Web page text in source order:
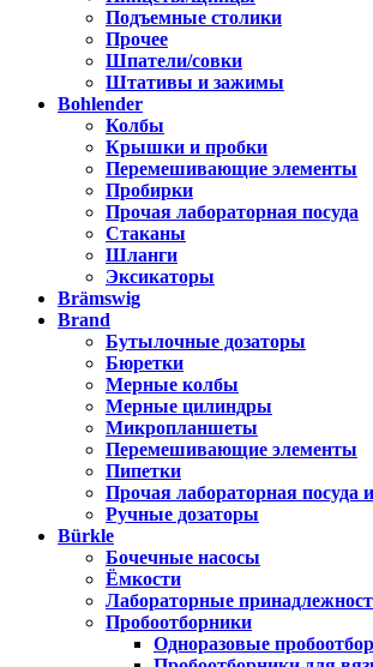
Подъемные столики
Прочее
Шпатели/совки
Штативы и зажимы
Bohlender
Колбы
Крышки и пробки
Перемешивающие элементы
Пробирки
Прочая лабораторная посуда
Стаканы
Шланги
Эксикаторы
Brämswig
Brand
Бутылочные дозаторы
Бюретки
Мерные колбы
Мерные цилиндры
Микропланшеты
Перемешивающие элементы
Пипетки
Прочая лабораторная посуда
Ручные дозаторы
Bürkle
Бочечные насосы
Ёмкости
Лабораторные
Пробоотборники
Одноразовые